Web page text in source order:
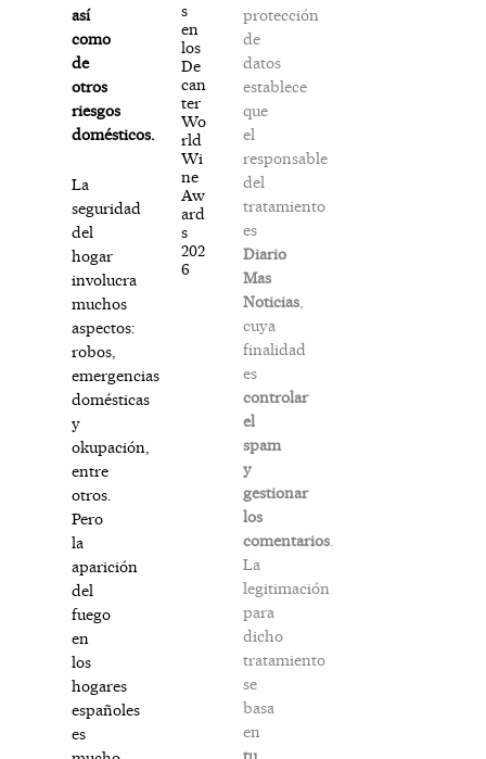
así
como
de
otros
riesgos
domésticos.
La
seguridad
del
hogar
involucra
muchos
aspectos:
robos,
emergencias
domésticas
y
okupación,
entre
otros.
Pero
la
aparición
del
fuego
en
los
hogares
españoles
es
s
en
los
De
can
ter
Wo
rld
Wi
ne
Aw
ard
s
202
6
protección
de
datos
establece
que
el
responsable
del
tratamiento
es
Diario
Mas
Noticias,
cuya
finalidad
es
controlar
el
spam
y
gestionar
los
comentarios.
La
legitimación
para
dicho
tratamiento
se
basa
en
tu